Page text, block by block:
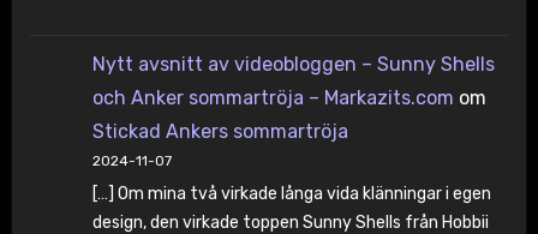
Nytt avsnitt av videobloggen – Sunny Shells
och Anker sommartröja – Markazits.com om
Stickad Ankers sommartröja
2024-11-07
[…] Om mina två virkade långa vida klänningar i egen
design, den virkade toppen Sunny Shells från Hobbii